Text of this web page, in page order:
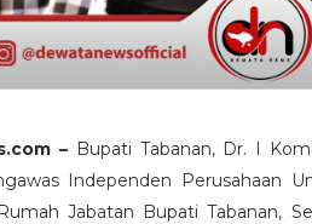
–Bupati Tabanan, Dr. I
Independen Perusahaan
Jabatan Bupati Tabanan,